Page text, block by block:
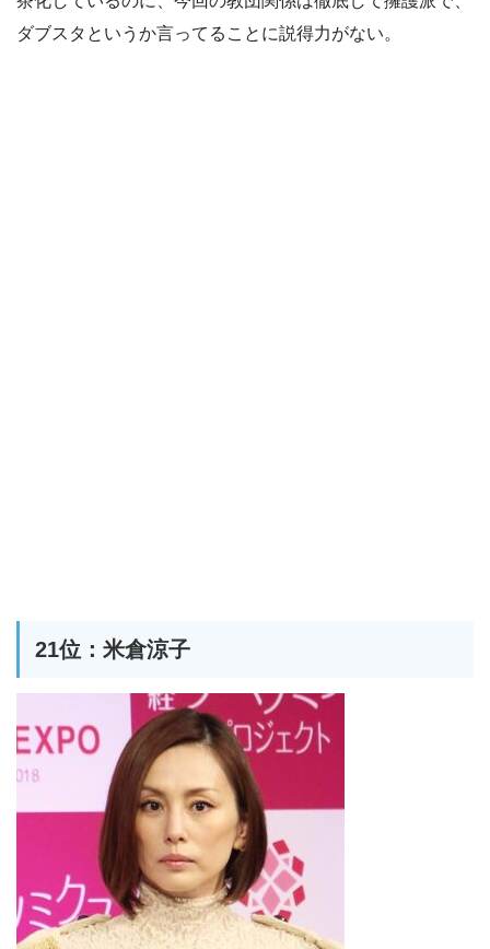
ダブスタというか言ってることに説得力がない。
21位：米倉涼子